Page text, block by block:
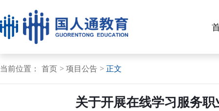
当前位置： 首页 项目公告 正文
关于开展在线学习服务